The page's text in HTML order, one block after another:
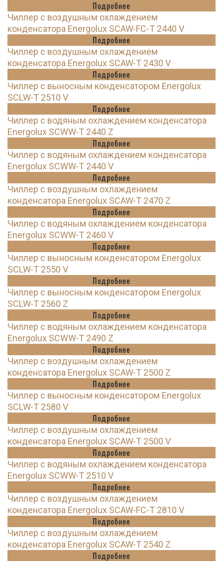
Подробнее
Чиллер с воздушным охлаждением
конденсатора Energolux SCAW-FC-T 2440 V
Подробнее
Чиллер с воздушным охлаждением
конденсатора Energolux SCAW-T 2430 V
Подробнее
Чиллер с выносным конденсатором Energolux
SCLW-T 2510 V
Подробнее
Чиллер с водяным охлаждением конденсатора
Energolux SCWW-T 2440 Z
Подробнее
Чиллер с водяным охлаждением конденсатора
Energolux SCWW-T 2440 V
Подробнее
Чиллер с воздушным охлаждением
конденсатора Energolux SCAW-T 2470 Z
Подробнее
Чиллер с водяным охлаждением конденсатора
Energolux SCWW-T 2460 V
Подробнее
Чиллер с выносным конденсатором Energolux
SCLW-T 2550 V
Подробнее
Чиллер с выносным конденсатором Energolux
SCLW-T 2560 Z
Подробнее
Чиллер с водяным охлаждением конденсатора
Energolux SCWW-T 2490 Z
Подробнее
Чиллер с воздушным охлаждением
конденсатора Energolux SCAW-T 2500 Z
Подробнее
Чиллер с выносным конденсатором Energolux
SCLW-T 2580 V
Подробнее
Чиллер с воздушным охлаждением
конденсатора Energolux SCAW-T 2500 V
Подробнее
Чиллер с водяным охлаждением конденсатора
Energolux SCWW-T 2510 V
Подробнее
Чиллер с воздушным охлаждением
конденсатора Energolux SCAW-FC-T 2810 V
Подробнее
Чиллер с воздушным охлаждением
конденсатора Energolux SCAW-T 2540 Z
Подробнее